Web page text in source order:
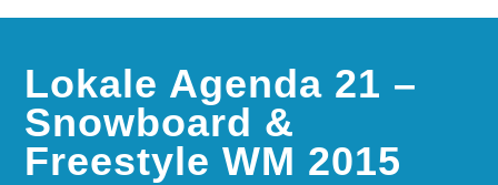
Lokale Agenda 21 –
Snowboard &
Freestyle WM 2015